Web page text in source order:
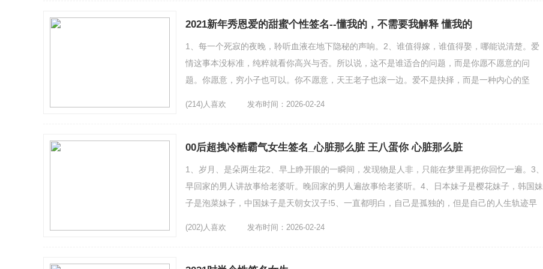
2021新年秀恩爱的甜蜜个性签名--懂我的，不需要我解释 懂我的
1、每一个死寂的夜晚，聆听血液在地下隐秘的声响。2、谁值得嫁，谁值得娶，哪能说清楚。爱
情这事本没标准，纯粹就看你高兴与否。所以说，这不是谁适合的问题，而是你愿不愿意的问
题。你愿意，穷小子也可以。你不愿意，天王老子也滚一边。爱不是抉择，而是一种内心的坚
(214)人喜欢 发布时间：2026-02-24
00后超拽冷酷霸气女生签名_心脏那么脏 王八蛋你 心脏那么脏
1、岁月、是朵两生花2、早上睁开眼的一瞬间，发现物是人非，只能在梦里再把你回忆一遍。3、
早回家的男人讲故事给老婆听。晚回家的男人遍故事给老婆听。4、日本妹子是樱花妹子，韩国妹
子是泡菜妹子，中国妹子是天朝女汉子!5、一直都明白，自己是孤独的，但是自己的人生轨迹早
(202)人喜欢 发布时间：2026-02-24